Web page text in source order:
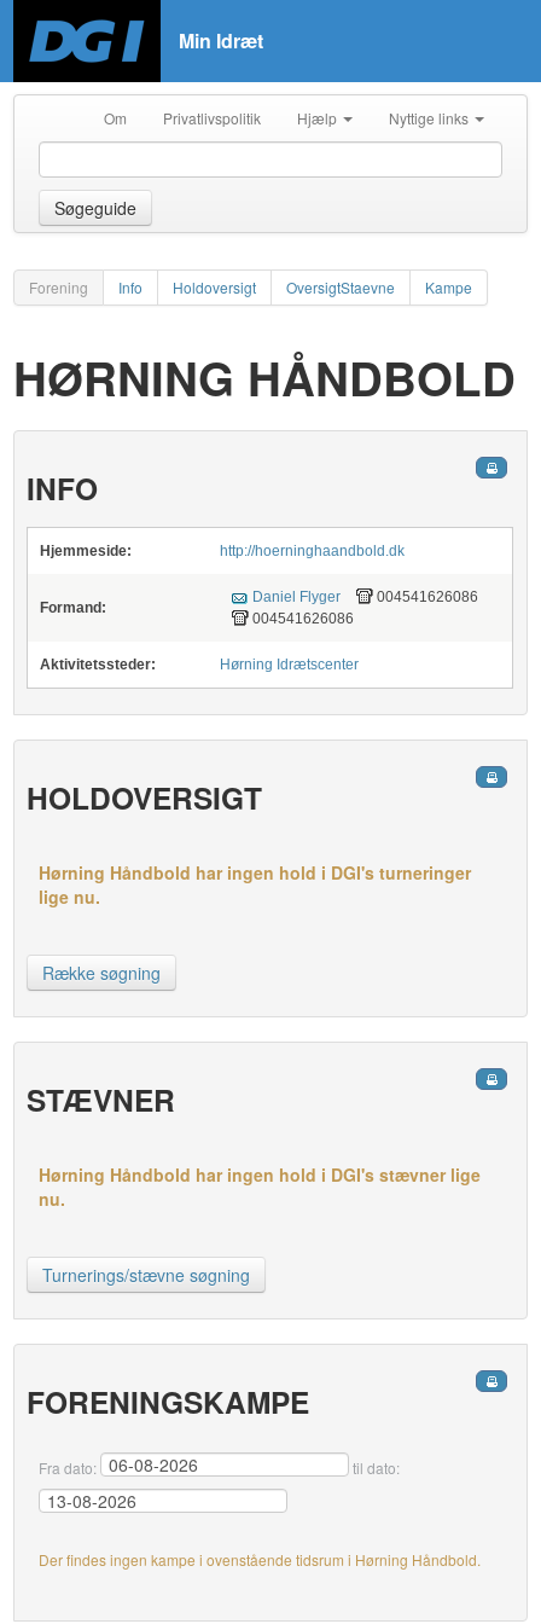
Min Idræt
Om Privatlivspolitik Hjælp Nyttige links
Søgeguide
Forening Info Holdoversigt OversigtStaevne Kampe
HØRNING HÅNDBOLD
INFO
Hjemmeside: http://hoerninghaandbold.dk
Formand:
Daniel Flyger
004541626086
004541626086
Aktivitetssteder: Hørning Idrætscenter
HOLDOVERSIGT
Hørning Håndbold har ingen hold i DGI's turneringer
lige nu.
Række søgning
STÆVNER
Hørning Håndbold har ingen hold i DGI's stævner lige
nu.
Turnerings/stævne søgning
FORENINGSKAMPE
Fra dato: til dato:
Der findes ingen kampe i ovenstående tidsrum i Hørning Håndbold.